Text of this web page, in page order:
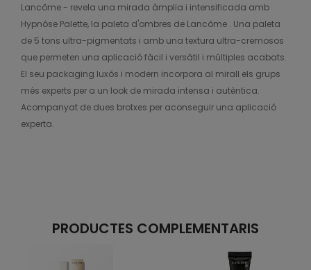
Lancôme - revela una mirada àmplia i intensificada amb
Hypnôse Palette, la paleta d'ombres de Lancôme . Una paleta
de 5 tons ultra-pigmentats i amb una textura ultra-cremosos
que permeten una aplicació fàcil i versàtil i múltiples acabats.
El seu packaging luxós i modern incorpora al mirall els grups
més experts per a un look de mirada intensa i autèntica.
Acompanyat de dues brotxes per aconseguir una aplicació
experta.
PRODUCTES COMPLEMENTARIS